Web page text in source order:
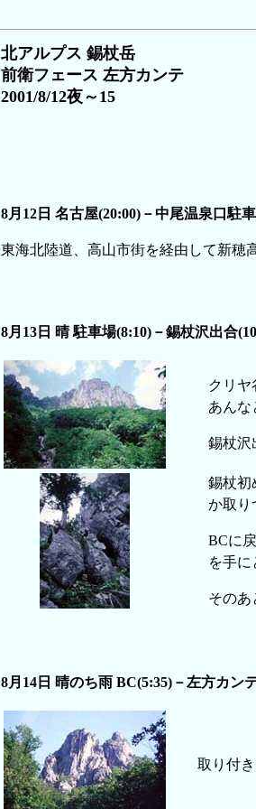
北アルプス 錫杖岳
前衛フェース 左方カンテ
2001/8/12夜～15
8月12日 名古屋(20:00)－中尾温泉口駐
東海北陸道、高山市街を経由して新穂
8月13日 晴 駐車場(8:10)－錫杖沢出合
クリヤ
あんな
錫杖沢
錫杖初
か取り
BCに
を手
そのあ
8月14日 晴のち雨 BC(5:35)－左方カン
取り付